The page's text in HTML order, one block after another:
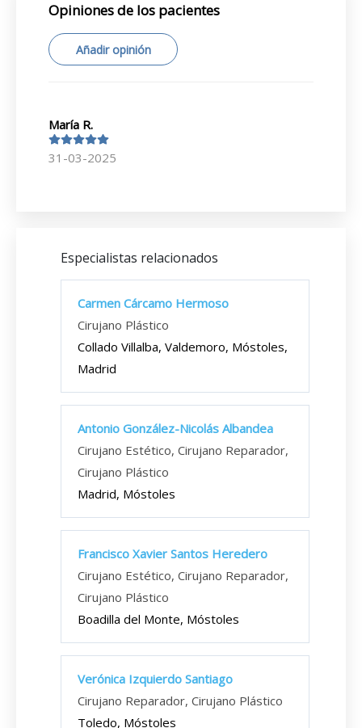
Opiniones de los pacientes
Añadir opinión
María R.
31-03-2025
Especialistas relacionados
Carmen Cárcamo Hermoso
Cirujano Plástico
Collado Villalba, Valdemoro, Móstoles,
Madrid
Antonio González-Nicolás Albandea
Cirujano Estético, Cirujano Reparador,
Cirujano Plástico
Madrid, Móstoles
Francisco Xavier Santos Heredero
Cirujano Estético, Cirujano Reparador,
Cirujano Plástico
Boadilla del Monte, Móstoles
Verónica Izquierdo Santiago
Cirujano Reparador, Cirujano Plástico
Toledo, Móstoles